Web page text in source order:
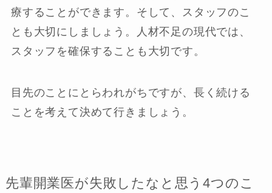
療することができます。そして、スタッフのこ
とも大切にしましょう。人材不足の現代では、
スタッフを確保することも大切です。
目先のことにとらわれがちですが、長く続ける
ことを考えて決めて行きましょう。
先輩開業医が失敗したなと思う4つのこ